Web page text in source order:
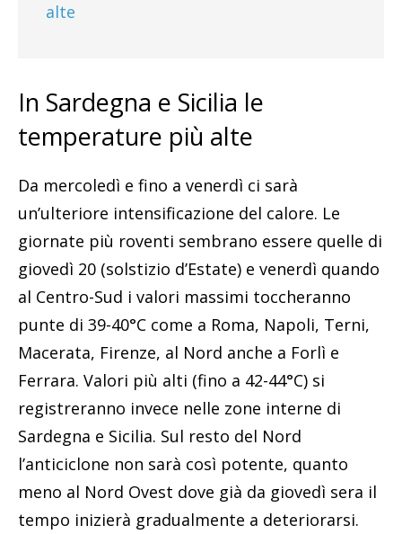
alte
In Sardegna e Sicilia le
temperature più alte
Da mercoledì e fino a venerdì ci sarà
un’ulteriore intensificazione del calore. Le
giornate più roventi sembrano essere quelle di
giovedì 20 (solstizio d’Estate) e venerdì quando
al Centro-Sud i valori massimi toccheranno
punte di 39-40°C come a Roma, Napoli, Terni,
Macerata, Firenze, al Nord anche a Forlì e
Ferrara. Valori più alti (fino a 42-44°C) si
registreranno invece nelle zone interne di
Sardegna e Sicilia. Sul resto del Nord
l’anticiclone non sarà così potente, quanto
meno al Nord Ovest dove già da giovedì sera il
tempo inizierà gradualmente a deteriorarsi.